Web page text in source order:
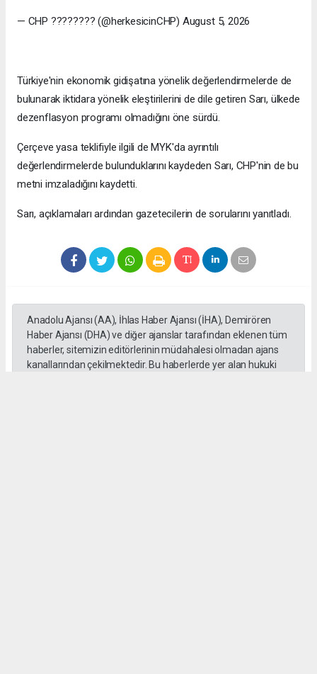
— CHP ???????? (@herkesicinCHP) August 5, 2026
Türkiye'nin ekonomik gidişatına yönelik değerlendirmelerde de
bulunarak iktidara yönelik eleştirilerini de dile getiren Sarı, ülkede
dezenflasyon programı olmadığını öne sürdü.
Çerçeve yasa teklifiyle ilgili de MYK'da ayrıntılı
değerlendirmelerde bulunduklarını kaydeden Sarı, CHP'nin de bu
metni imzaladığını kaydetti.
Sarı, açıklamaları ardından gazetecilerin de sorularını yanıtladı.
Anadolu Ajansı (AA), İhlas Haber Ajansı (İHA), Demirören
Haber Ajansı (DHA) ve diğer ajanslar tarafından eklenen tüm
haberler, sitemizin editörlerinin müdahalesi olmadan ajans
kanallarından çekilmektedir. Bu haberlerde yer alan hukuki